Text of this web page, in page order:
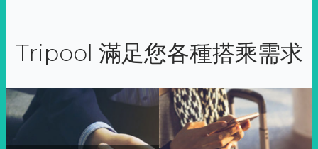
Tripool 滿足您各種搭乘需求